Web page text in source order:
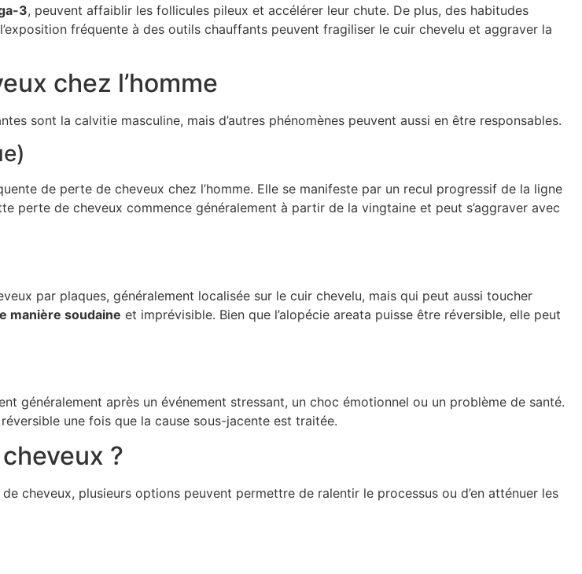
3, peuvent affaiblir les follicules pileux et accélérer leur chute. De plus, des habitudes
fréquente à des outils chauffants peuvent fragiliser le cuir chevelu et aggraver la
chez l’homme
sont la calvitie masculine, mais d’autres phénomènes peuvent aussi en être responsables.
de perte de cheveux chez l’homme. Elle se manifeste par un recul progressif de la ligne
perte de cheveux commence généralement à partir de la vingtaine et peut s’aggraver avec
par plaques, généralement localisée sur le cuir chevelu, mais qui peut aussi toucher
manière soudaine et imprévisible. Bien que l’alopécie areata puisse être réversible, elle peut
généralement après un événement stressant, un choc émotionnel ou un problème de santé.
une fois que la cause sous-jacente est traitée.
?
cheveux, plusieurs options peuvent permettre de ralentir le processus ou d’en atténuer les